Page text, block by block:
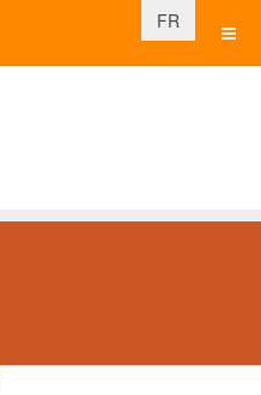
Sélectionnez
FR